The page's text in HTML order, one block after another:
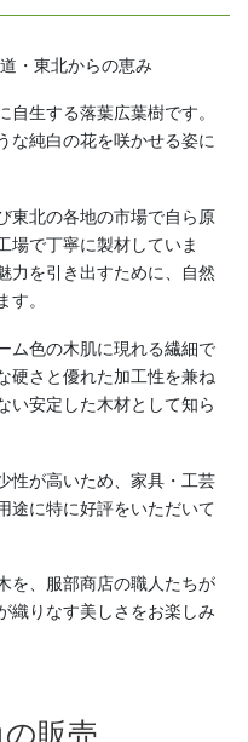
・東北からの恵み
生する落葉広葉樹です。
な純白の花を咲かせる姿に
東北の各地の市場で自ら原
場で丁寧に製材していま
力を引き出すために、自然
。
ム色の木肌に現れる繊細で
硬さと優れた加工性を兼ね
い安定した木材として知ら
性が高いため、家具・工芸
途に特に好評をいただいて
を、服部商店の職人たちが
織りなす美しさをお楽しみ
販売